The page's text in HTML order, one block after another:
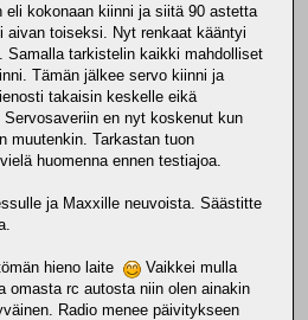
eli kokonaan kiinni ja siitä 90 astetta
aivan toiseksi. Nyt renkaat kääntyi
Samalla tarkistelin kaikki mahdolliset
Tämän jälkee servo kiinni ja
takaisin keskelle eikä
en nyt koskenut kun
muutenkin. Tarkastan tuon
huomenna ennen testiajoa.
ja Maxxille neuvoista. Säästitte
hieno laite
Vaikkei mulla
omasta rc autosta niin olen ainakin
Radio menee päivitykseen